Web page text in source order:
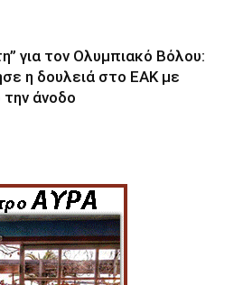
για τον Ολυμπιακό Βόλου:
η δουλειά στο ΕΑΚ με
άνοδο